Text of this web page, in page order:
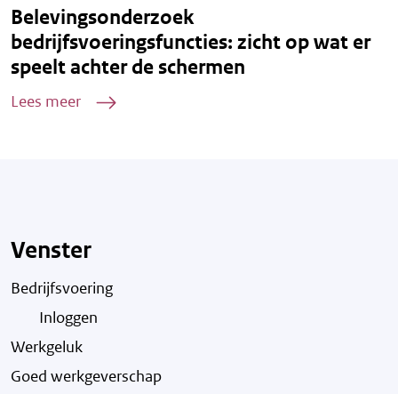
Belevingsonderzoek
bedrijfsvoeringsfuncties: zicht op wat er
speelt achter de schermen
Lees meer
Venster
Bedrijfsvoering
Inloggen
Werkgeluk
Goed werkgeverschap